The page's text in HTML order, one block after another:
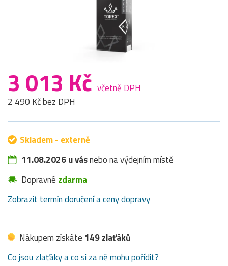
3 013 Kč včetně DPH
2 490 Kč bez DPH
Skladem - externě
11.08.2026 u vásnebo na výdejním místě
Dopravné zdarma
Zobrazit termín doručení a ceny dopravy
Nákupem získáte 149 zlaťáků
Co jsou zlaťáky a co si za ně mohu pořídit?